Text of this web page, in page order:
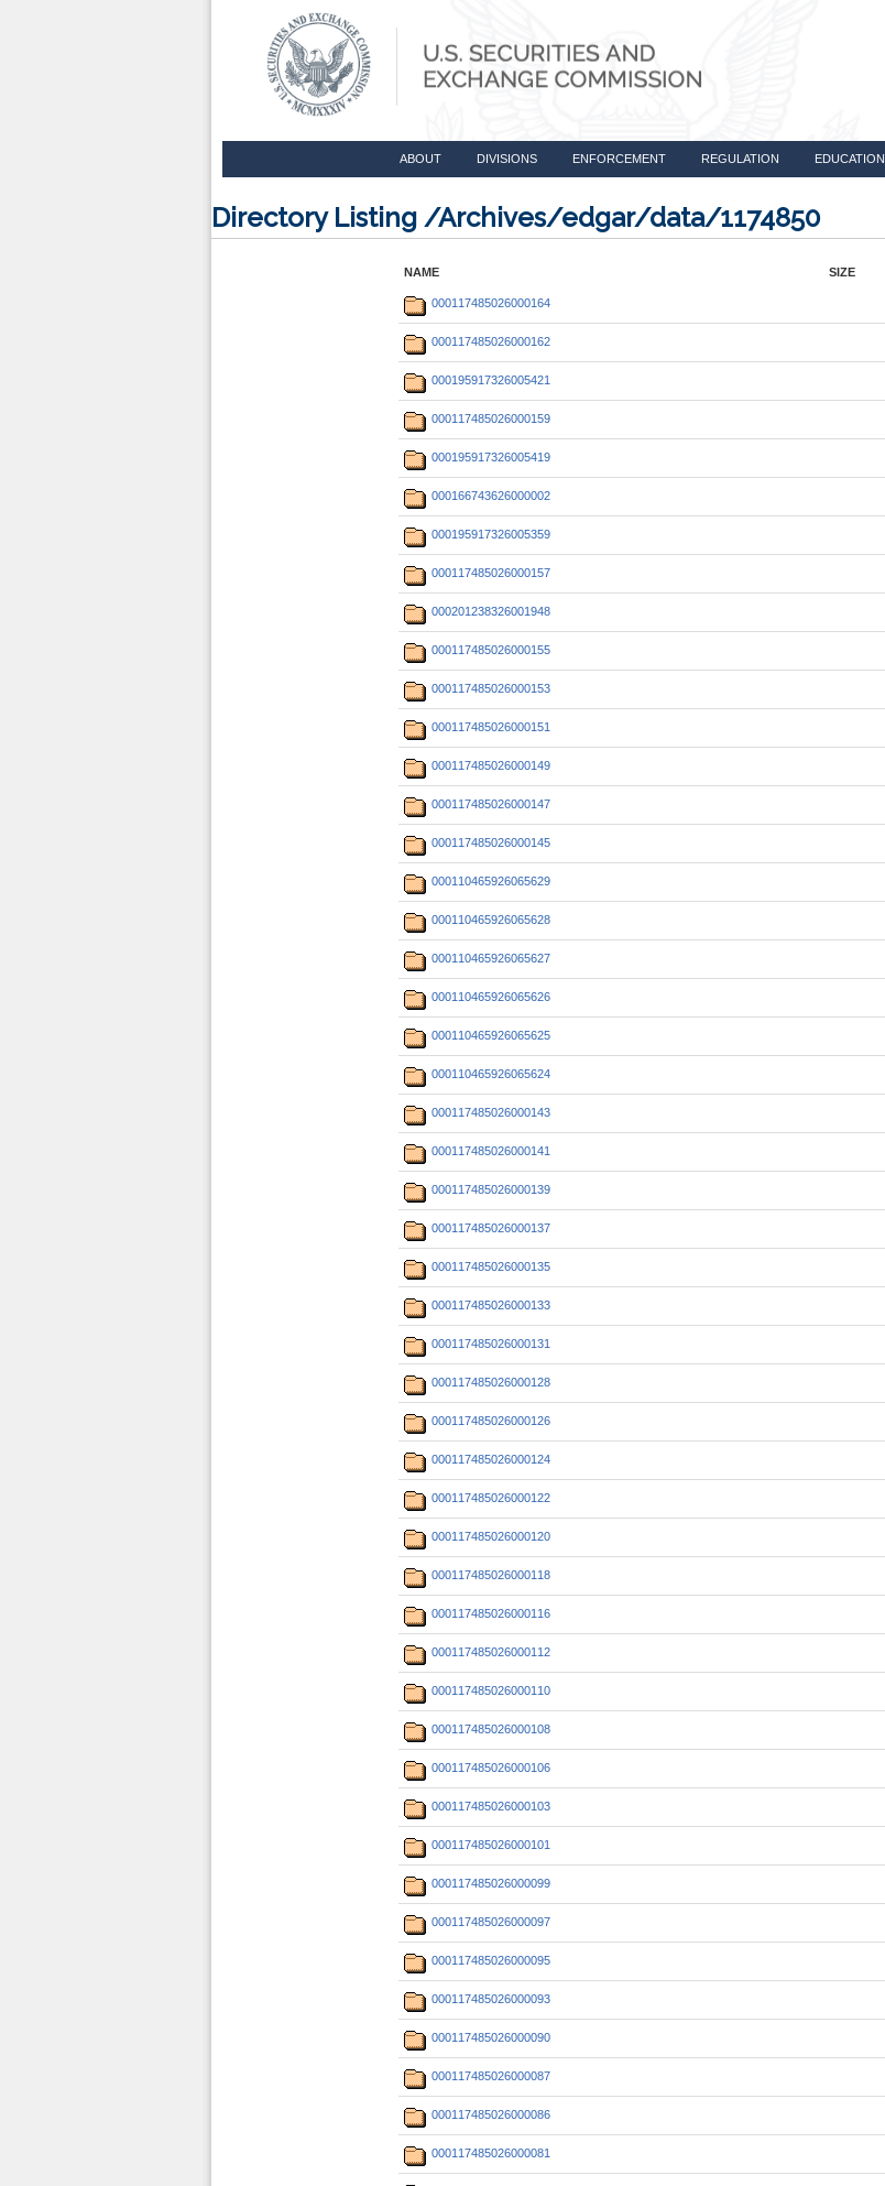
ABOUT DIVISIONS ENFORCEMENT REGULATION EDUCATION
Directory Listing /Archives/edgar/data/1174850
NAME SIZE
000117485026000164
000117485026000162
000195917326005421
000117485026000159
000195917326005419
000166743626000002
000195917326005359
000117485026000157
000201238326001948
000117485026000155
000117485026000153
000117485026000151
000117485026000149
000117485026000147
000117485026000145
000110465926065629
000110465926065628
000110465926065627
000110465926065626
000110465926065625
000110465926065624
000117485026000143
000117485026000141
000117485026000139
000117485026000137
000117485026000135
000117485026000133
000117485026000131
000117485026000128
000117485026000126
000117485026000124
000117485026000122
000117485026000120
000117485026000118
000117485026000116
000117485026000112
000117485026000110
000117485026000108
000117485026000106
000117485026000103
000117485026000101
000117485026000099
000117485026000097
000117485026000095
000117485026000093
000117485026000090
000117485026000087
000117485026000086
000117485026000081